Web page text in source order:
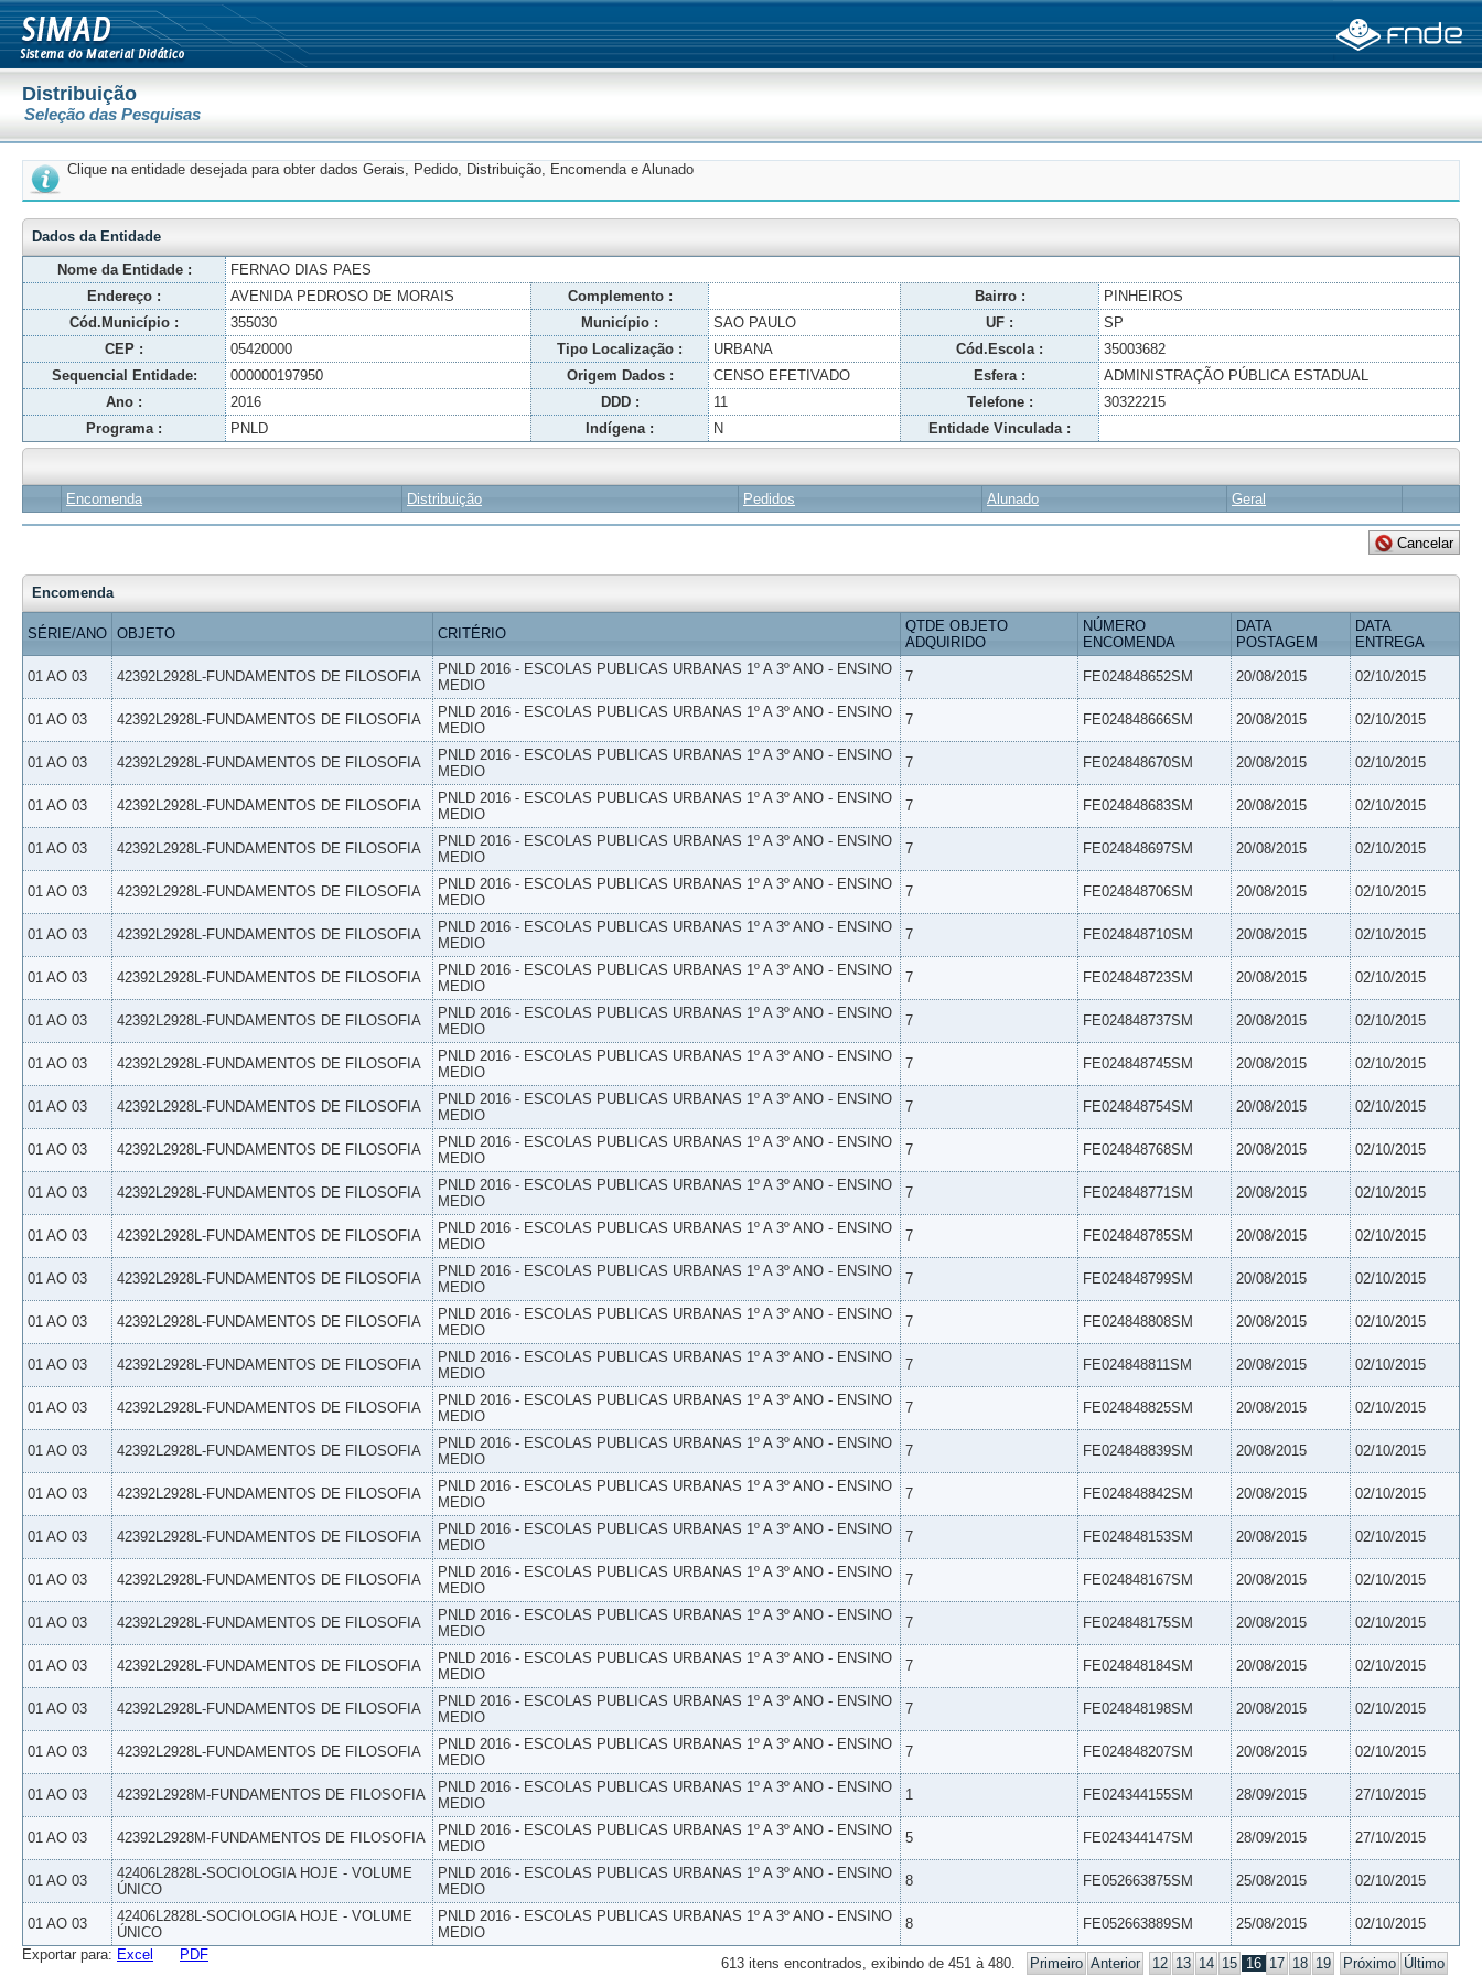
Distribuição
Seleção das Pesquisas
Clique na entidade desejada para obter dados Gerais, Pedido, Distribuição, Encomenda e Alunado
Dados da Entidade
Nome da Entidade :
FERNAO DIAS PAES
Endereço :
AVENIDA PEDROSO DE MORAIS Complemento : Bairro :
PINHEIROS
Cód.Município :
355030 Município : SAO PAULO UF :
SP
CEP :
05420000 Tipo Localização : URBANA Cód.Escola :
35003682
Sequencial Entidade:
000000197950 Origem Dados : CENSO EFETIVADO Esfera :
ADMINISTRAÇÃO PÚBLICA ESTADUAL
Ano :
2016 DDD : 11 Telefone :
30322215
Programa :
PNLD Indígena : N Entidade Vinculada :
Encomenda Distribuição Pedidos Alunado Geral
Encomenda
SÉRIE/ANO OBJETO CRITÉRIO
QTDE OBJETO
ADQUIRIDO
NÚMERO
ENCOMENDA
DATA
POSTAGEM
DATA
ENTREGA
01 AO 03 42392L2928L-FUNDAMENTOS DE FILOSOFIA
PNLD 2016 - ESCOLAS PUBLICAS URBANAS 1º A 3º ANO - ENSINO
MEDIO
7 FE024848652SM 20/08/2015 02/10/2015
01 AO 03 42392L2928L-FUNDAMENTOS DE FILOSOFIA
PNLD 2016 - ESCOLAS PUBLICAS URBANAS 1º A 3º ANO - ENSINO
MEDIO
7 FE024848666SM 20/08/2015 02/10/2015
01 AO 03 42392L2928L-FUNDAMENTOS DE FILOSOFIA
PNLD 2016 - ESCOLAS PUBLICAS URBANAS 1º A 3º ANO - ENSINO
MEDIO
7 FE024848670SM 20/08/2015 02/10/2015
01 AO 03 42392L2928L-FUNDAMENTOS DE FILOSOFIA
PNLD 2016 - ESCOLAS PUBLICAS URBANAS 1º A 3º ANO - ENSINO
MEDIO
7 FE024848683SM 20/08/2015 02/10/2015
01 AO 03 42392L2928L-FUNDAMENTOS DE FILOSOFIA
PNLD 2016 - ESCOLAS PUBLICAS URBANAS 1º A 3º ANO - ENSINO
MEDIO
7 FE024848697SM 20/08/2015 02/10/2015
01 AO 03 42392L2928L-FUNDAMENTOS DE FILOSOFIA
PNLD 2016 - ESCOLAS PUBLICAS URBANAS 1º A 3º ANO - ENSINO
MEDIO
7 FE024848706SM 20/08/2015 02/10/2015
01 AO 03 42392L2928L-FUNDAMENTOS DE FILOSOFIA
PNLD 2016 - ESCOLAS PUBLICAS URBANAS 1º A 3º ANO - ENSINO
MEDIO
7 FE024848710SM 20/08/2015 02/10/2015
01 AO 03 42392L2928L-FUNDAMENTOS DE FILOSOFIA
PNLD 2016 - ESCOLAS PUBLICAS URBANAS 1º A 3º ANO - ENSINO
MEDIO
7 FE024848723SM 20/08/2015 02/10/2015
01 AO 03 42392L2928L-FUNDAMENTOS DE FILOSOFIA
PNLD 2016 - ESCOLAS PUBLICAS URBANAS 1º A 3º ANO - ENSINO
MEDIO
7 FE024848737SM 20/08/2015 02/10/2015
01 AO 03 42392L2928L-FUNDAMENTOS DE FILOSOFIA
PNLD 2016 - ESCOLAS PUBLICAS URBANAS 1º A 3º ANO - ENSINO
MEDIO
7 FE024848745SM 20/08/2015 02/10/2015
01 AO 03 42392L2928L-FUNDAMENTOS DE FILOSOFIA
PNLD 2016 - ESCOLAS PUBLICAS URBANAS 1º A 3º ANO - ENSINO
MEDIO
7 FE024848754SM 20/08/2015 02/10/2015
01 AO 03 42392L2928L-FUNDAMENTOS DE FILOSOFIA
PNLD 2016 - ESCOLAS PUBLICAS URBANAS 1º A 3º ANO - ENSINO
MEDIO
7 FE024848768SM 20/08/2015 02/10/2015
01 AO 03 42392L2928L-FUNDAMENTOS DE FILOSOFIA
PNLD 2016 - ESCOLAS PUBLICAS URBANAS 1º A 3º ANO - ENSINO
MEDIO
7 FE024848771SM 20/08/2015 02/10/2015
01 AO 03 42392L2928L-FUNDAMENTOS DE FILOSOFIA
PNLD 2016 - ESCOLAS PUBLICAS URBANAS 1º A 3º ANO - ENSINO
MEDIO
7 FE024848785SM 20/08/2015 02/10/2015
01 AO 03 42392L2928L-FUNDAMENTOS DE FILOSOFIA
PNLD 2016 - ESCOLAS PUBLICAS URBANAS 1º A 3º ANO - ENSINO
MEDIO
7 FE024848799SM 20/08/2015 02/10/2015
01 AO 03 42392L2928L-FUNDAMENTOS DE FILOSOFIA
PNLD 2016 - ESCOLAS PUBLICAS URBANAS 1º A 3º ANO - ENSINO
MEDIO
7 FE024848808SM 20/08/2015 02/10/2015
01 AO 03 42392L2928L-FUNDAMENTOS DE FILOSOFIA
PNLD 2016 - ESCOLAS PUBLICAS URBANAS 1º A 3º ANO - ENSINO
MEDIO
7 FE024848811SM 20/08/2015 02/10/2015
01 AO 03 42392L2928L-FUNDAMENTOS DE FILOSOFIA
PNLD 2016 - ESCOLAS PUBLICAS URBANAS 1º A 3º ANO - ENSINO
MEDIO
7 FE024848825SM 20/08/2015 02/10/2015
01 AO 03 42392L2928L-FUNDAMENTOS DE FILOSOFIA
PNLD 2016 - ESCOLAS PUBLICAS URBANAS 1º A 3º ANO - ENSINO
MEDIO
7 FE024848839SM 20/08/2015 02/10/2015
01 AO 03 42392L2928L-FUNDAMENTOS DE FILOSOFIA
PNLD 2016 - ESCOLAS PUBLICAS URBANAS 1º A 3º ANO - ENSINO
MEDIO
7 FE024848842SM 20/08/2015 02/10/2015
01 AO 03 42392L2928L-FUNDAMENTOS DE FILOSOFIA
PNLD 2016 - ESCOLAS PUBLICAS URBANAS 1º A 3º ANO - ENSINO
MEDIO
7 FE024848153SM 20/08/2015 02/10/2015
01 AO 03 42392L2928L-FUNDAMENTOS DE FILOSOFIA
PNLD 2016 - ESCOLAS PUBLICAS URBANAS 1º A 3º ANO - ENSINO
MEDIO
7 FE024848167SM 20/08/2015 02/10/2015
01 AO 03 42392L2928L-FUNDAMENTOS DE FILOSOFIA
PNLD 2016 - ESCOLAS PUBLICAS URBANAS 1º A 3º ANO - ENSINO
MEDIO
7 FE024848175SM 20/08/2015 02/10/2015
01 AO 03 42392L2928L-FUNDAMENTOS DE FILOSOFIA
PNLD 2016 - ESCOLAS PUBLICAS URBANAS 1º A 3º ANO - ENSINO
MEDIO
7 FE024848184SM 20/08/2015 02/10/2015
01 AO 03 42392L2928L-FUNDAMENTOS DE FILOSOFIA
PNLD 2016 - ESCOLAS PUBLICAS URBANAS 1º A 3º ANO - ENSINO
MEDIO
7 FE024848198SM 20/08/2015 02/10/2015
01 AO 03 42392L2928L-FUNDAMENTOS DE FILOSOFIA
PNLD 2016 - ESCOLAS PUBLICAS URBANAS 1º A 3º ANO - ENSINO
MEDIO
7 FE024848207SM 20/08/2015 02/10/2015
01 AO 03 42392L2928M-FUNDAMENTOS DE FILOSOFIA
PNLD 2016 - ESCOLAS PUBLICAS URBANAS 1º A 3º ANO - ENSINO
MEDIO
1 FE024344155SM 28/09/2015 27/10/2015
01 AO 03 42392L2928M-FUNDAMENTOS DE FILOSOFIA
PNLD 2016 - ESCOLAS PUBLICAS URBANAS 1º A 3º ANO - ENSINO
MEDIO
5 FE024344147SM 28/09/2015 27/10/2015
01 AO 03
42406L2828L-SOCIOLOGIA HOJE - VOLUME
ÚNICO
PNLD 2016 - ESCOLAS PUBLICAS URBANAS 1º A 3º ANO - ENSINO
MEDIO
8 FE052663875SM 25/08/2015 02/10/2015
01 AO 03
42406L2828L-SOCIOLOGIA HOJE - VOLUME
ÚNICO
PNLD 2016 - ESCOLAS PUBLICAS URBANAS 1º A 3º ANO - ENSINO
MEDIO
8 FE052663889SM 25/08/2015 02/10/2015
613 itens encontrados, exibindo de 451 à 480. Primeiro Anterior 12 13 14 15 16 17 18 19 Próximo Último
Exportar para: Excel PDF